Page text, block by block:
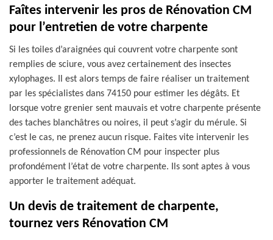
Faîtes intervenir les pros de Rénovation CM
pour l’entretien de votre charpente
Si les toiles d’araignées qui couvrent votre charpente sont
remplies de sciure, vous avez certainement des insectes
xylophages. Il est alors temps de faire réaliser un traitement
par les spécialistes dans 74150 pour estimer les dégâts. Et
lorsque votre grenier sent mauvais et votre charpente présente
des taches blanchâtres ou noires, il peut s’agir du mérule. Si
c’est le cas, ne prenez aucun risque. Faites vite intervenir les
professionnels de Rénovation CM pour inspecter plus
profondément l’état de votre charpente. Ils sont aptes à vous
apporter le traitement adéquat.
Un devis de traitement de charpente,
tournez vers Rénovation CM